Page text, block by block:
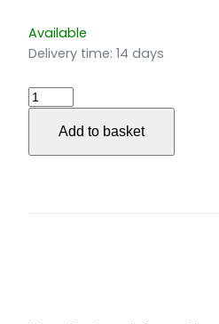
Available
Delivery time: 14 days
De
Pacem
167a
Add to basket